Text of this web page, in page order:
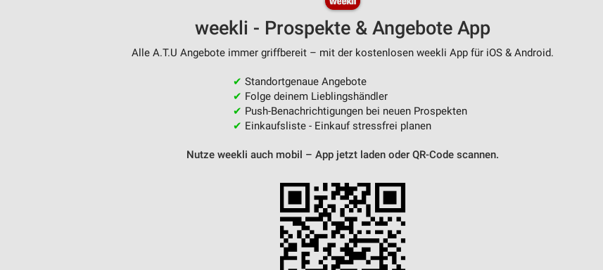
weekli - Prospekte & Angebote App
Alle A.T.U Angebote immer griffbereit – mit der kostenlosen weekli App für iOS & Android.
✔ Standortgenaue Angebote
✔ Folge deinem Lieblingshändler
✔ Push-Benachrichtigungen bei neuen Prospekten
✔ Einkaufsliste - Einkauf stressfrei planen
Nutze weekli auch mobil – App jetzt laden oder QR-Code scannen.
Entwicklung und Verbesserung der Angebote